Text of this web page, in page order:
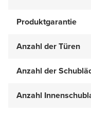
Produktgarantie
Anzahl der Türen
Anzahl der
Anzahl